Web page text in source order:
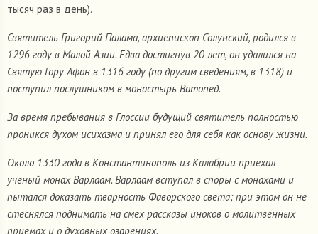
тысяч раз в день).
Святитель Григорий Палама, архиепископ Солунский, родился в
1296 году в Малой Азии. Едва достигнув 20 лет, он удалился на
Святую Гору Афон в 1316 году (по другим сведениям, в 1318) и
поступил послушником в монастырь Ватопед.
За время пребывания в Глоссии будущий святитель полностью
проникся духом исихазма и принял его для себя как основу жизни.
Около 1330 года в Константинополь из Калабрии приехал
ученый монах Варлаам. Варлаам вступал в споры с монахами и
пытался доказать тварность Фаворского света; при этом он не
стеснялся поднимать на смех рассказы иноков о молитвенных
приемах и о духовных озарениях.